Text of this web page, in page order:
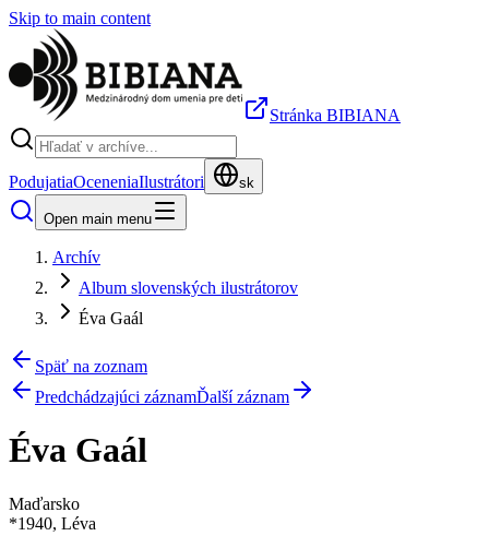
Skip to main content
Stránka BIBIANA
PodujatiaOceneniaIlustrátori sk
Open main menu
Archív
Album slovenských ilustrátorov
Éva Gaál
Späť na zoznam
Predchádzajúci záznamĎalší záznam
Éva Gaál
Maďarsko
*1940, Léva